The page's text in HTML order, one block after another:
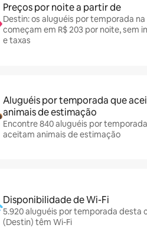
Preços por noite a partir de
Destin: os aluguéis por temporada
começam em R$ 203 por noite, sem
e taxas
Aluguéis por temporada que
animais de estimação
Encontre 840 aluguéis por
aceitam animais de estimação
Disponibilidade de Wi-Fi
5.920 aluguéis por temporada desta
(Destin) têm Wi-Fi